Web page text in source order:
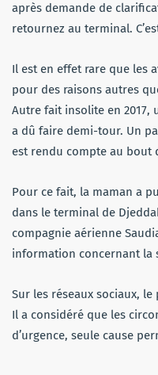
après demande de
retournez au terminal.
Il est en effet rare que les
pour des raisons autres
Autre fait insolite en 2017,
a dû faire demi-tour. Un
est rendu compte au bout
Pour ce fait, la maman a
dans le terminal de
compagnie aérienne
information concernant la
Sur les réseaux sociaux,
Il a considéré que les
d’urgence, seule cause